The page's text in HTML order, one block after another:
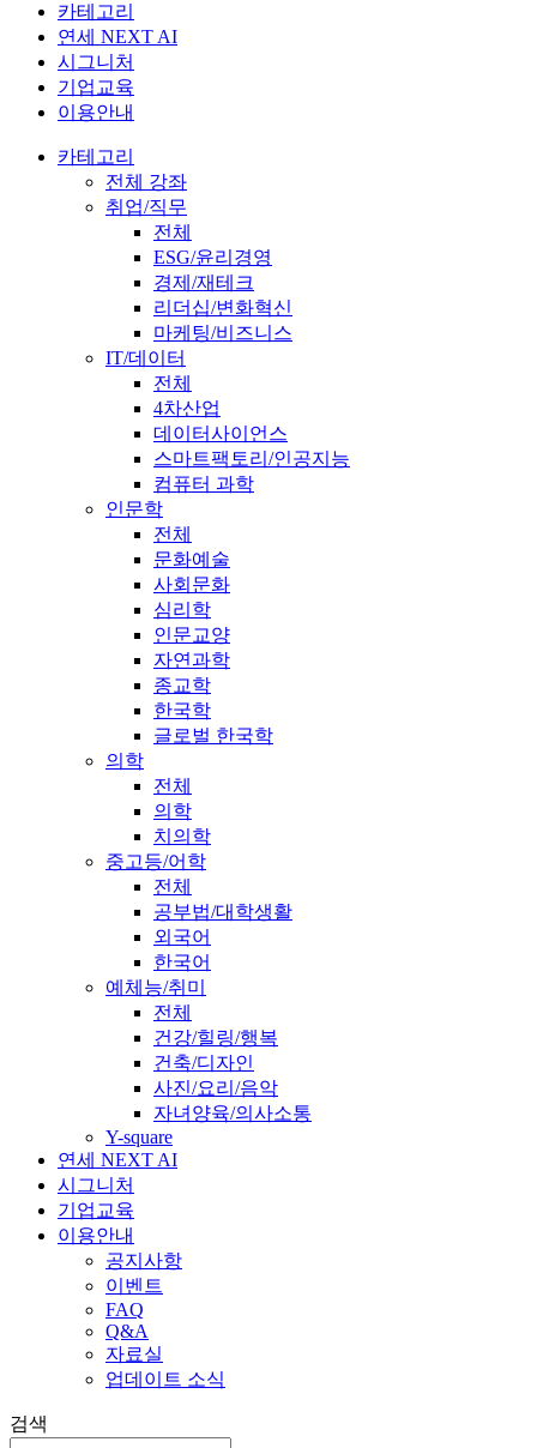
카테고리
연세 NEXT AI
시그니처
기업교육
이용안내
카테고리
전체 강좌
취업/직무
전체
ESG/윤리경영
경제/재테크
리더십/변화혁신
마케팅/비즈니스
IT/데이터
전체
4차산업
데이터사이언스
스마트팩토리/인공지능
컴퓨터 과학
인문학
전체
문화예술
사회문화
심리학
인문교양
자연과학
종교학
한국학
글로벌 한국학
의학
전체
의학
치의학
중고등/어학
전체
공부법/대학생활
외국어
한국어
예체능/취미
전체
건강/힐링/행복
건축/디자인
사진/요리/음악
자녀양육/의사소통
Y-square
연세 NEXT AI
시그니처
기업교육
이용안내
공지사항
이벤트
FAQ
Q&A
자료실
업데이트 소식
검색